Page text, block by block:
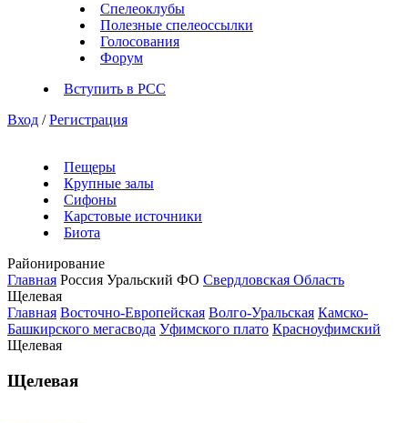
Спелеоклубы
Полезные спелеоссылки
Голосования
Форум
Вступить в РСС
Вход / Регистрация
Пещеры
Крупные залы
Сифоны
Карстовые источники
Биота
Районирование
Главная Россия Уральский ФО Свердловская Область
Щелевая
Главная Восточно-Европейская Волго-Уральская Камско-
Башкирского мегасвода Уфимского плато Красноуфимский
Щелевая
Щелевая